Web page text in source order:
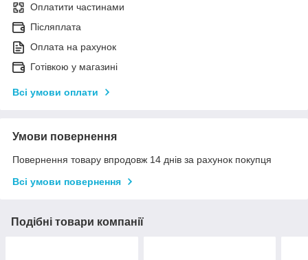
Оплатити частинами
Післяплата
Оплата на рахунок
Готівкою у магазині
Всі умови оплати
Умови повернення
Повернення товару впродовж 14 днів за рахунок покупця
Всі умови повернення
Подібні товари компанії